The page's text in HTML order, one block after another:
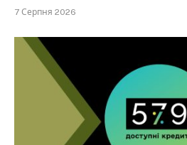
7 Серпня 2026